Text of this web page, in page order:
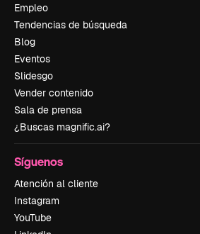
Empleo
Tendencias de búsqueda
Blog
Eventos
Slidesgo
Vender contenido
Sala de prensa
¿Buscas magnific.ai?
Síguenos
Atención al cliente
Instagram
YouTube